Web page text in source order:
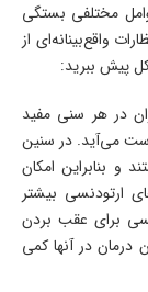
مختلفی بستگی
واقع‌بینانه‌ای از
پیش ببرید:
در هر سنی مفید
دست می‌آید. در سنین
و بنابراین امکان
ارتودنسی بیشتر
برای عقب بردن
در آنها کمی